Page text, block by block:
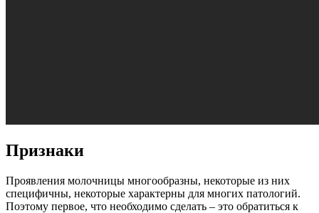
Признаки
Проявления молочницы многообразны, некоторые из них
специфичны, некоторые характерны для многих патологий.
Поэтому первое, что необходимо сделать – это обратиться к